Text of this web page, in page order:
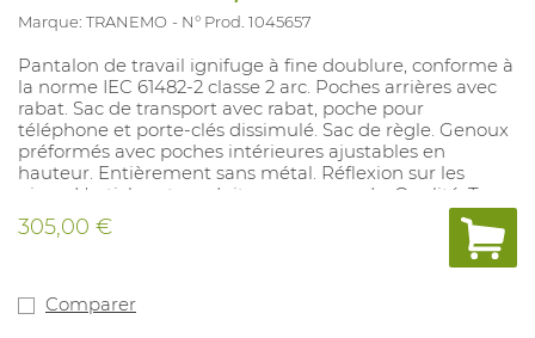
Marque: TRANEMO N° Prod. 1045657
Pantalon de travail ignifuge à fine doublure, conforme à
la norme IEC 61482-2 classe 2 arc. Poches arrières avec
rabat. Sac de transport avec rabat, poche pour
téléphone et porte-clés dissimulé. Sac de règle. Genoux
préformés avec poches intérieures ajustables en
hauteur. Entièrement sans métal. Réflexion sur les
pipes. L'article est produit sur commande. Qualité: Tera
TX, 260 g / m², Couleurs disponibles: jaune fluo / marine.
Tailles disponibles: 44-46, 146-156, 24-30. Conforme: EN
ISO 11612: A1 + A2 B1 C1 E1 F1, IEC 61482-2: CL.2, EN 1149-5, *
ÉVALUATION: 20,2 cal / cm².
305,00 €
Comparer